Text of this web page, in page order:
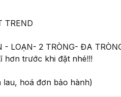
TREND
LOẠN- 2 TRÒNG- ĐA
hơn trước khi đặt nhé!!!
lau, hoá đơn bảo hành)